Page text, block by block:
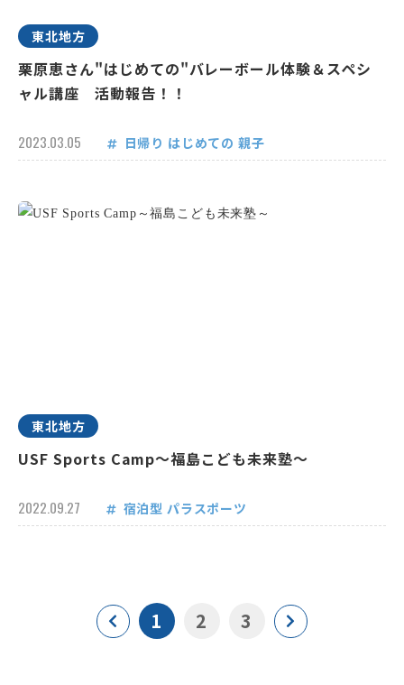
東北地方
栗原恵さん"はじめての"バレーボール体験＆スペシ
ャル講座 活動報告！！
2023.03.05 日帰り はじめての 親子
東北地方
USF Sports Camp～福島こども未来塾～
2022.09.27 宿泊型 パラスポーツ
1 2 3